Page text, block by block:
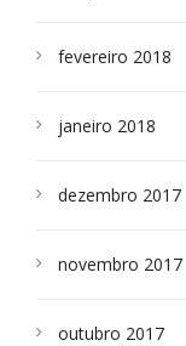
fevereiro 2018
janeiro 2018
dezembro 2017
novembro 2017
outubro 2017